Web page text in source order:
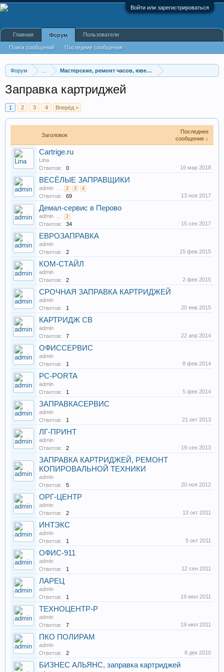
Войти или зарегистрироваться
Форум Мастерские, ремонт часов, ювелирных украшений, меб
Заправка картриджей
1 2 3 4 Вперёд >
Заголовок
Последнее
сообщение ↓
Cartrige.ru
Lina
Ответов:
0 16 мар 2018
ВЕСЁЛЫЕ ЗАПРАВЩИКИ
admin ... 2 3 4
Ответов: 69 13 ноя 2017
Демал-сервис в Перово
admin ... 2
Ответов: 34 15 сен 2017
ЕВРОЗАПРАВКА
admin
Ответов:
2 15 фев 2015
КОМ-СТАЙЛ
admin
Ответов:
2 2 фев 2015
СРОЧНАЯ ЗАПРАВКА КАРТРИДЖЕЙ
admin
Ответов:
1 20 янв 2015
КАРТРИДЖ СВ
admin
Ответов:
7 22 апр 2014
ОФИССЕРВИС
admin
Ответов:
1 8 фев 2014
PC-PORTA
admin
Ответов:
1 5 фев 2014
ЗАПРАВКАСЕРВИС
admin
Ответов:
1 21 окт 2013
ЛГ-ПРИНТ
admin
Ответов:
2 19 сен 2013
ЗАПРАВКА КАРТРИДЖЕЙ, РЕМОНТ
КОПИРОВАЛЬНОЙ ТЕХНИКИ
admin
Ответов:
5 20 ноя 2012
ОРГ-ЦЕНТР
admin
Ответов:
2 13 окт 2011
ИНТЭКС
admin
Ответов:
1 5 окт 2011
ОФИС-911
admin
Ответов:
1 12 сен 2011
ЛАРЕЦ
admin
Ответов:
1 19 июл 2011
ТЕХНОЦЕНТР-Р
admin
Ответов:
7 19 июл 2011
ПКО ПОЛИРАМ
admin
Ответов:
2 8 дек 2010
БИЗНЕС АЛЬЯНС, заправка картриджей
Главная Форум
Поиск сообщений Последние сообщения
Пользователи